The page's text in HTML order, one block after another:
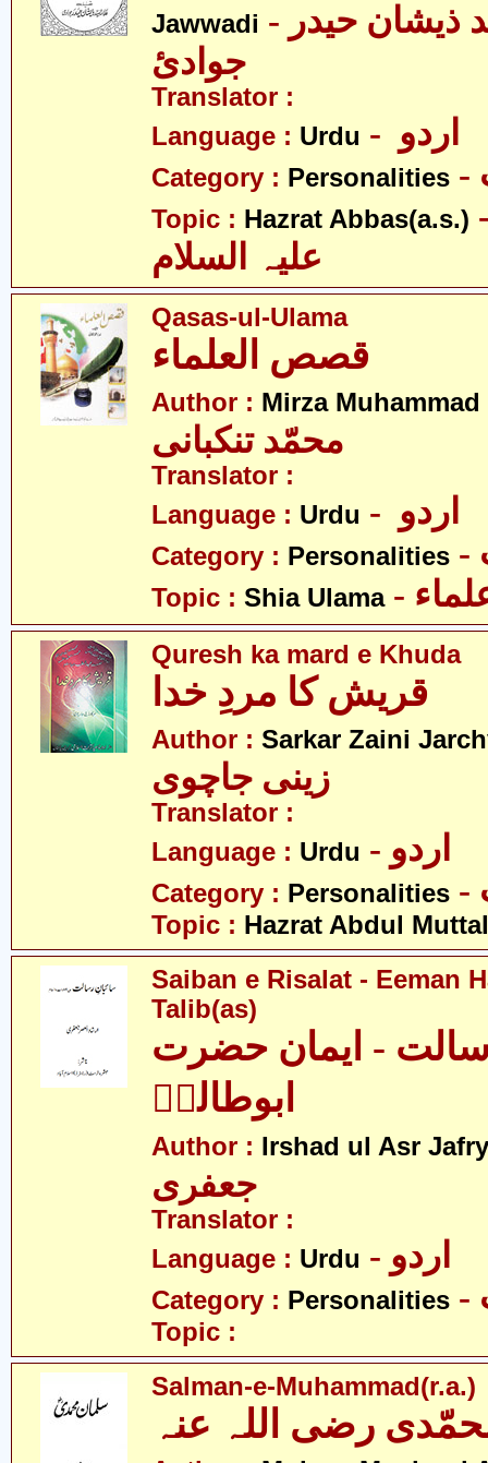
Jawwadi - علامہ سیّد ذیشان حیدر
جوادئ
Translator :
Language : Urdu
Category : Personalities
Topic : Hazrat Abbas(a.s.)
علیہ السلام
Qasas-ul-Ulama
Author : Mirza
Translator :
Language : Urdu
Category : Personalities
Topic : Shia Ulama
Quresh ka mard e Khuda
قریش کا مردِ خدا
Author : Sarkar Zaini
زینی جاچوی
Translator :
Language : Urdu - اردو
Category : Personalities
Topic : Hazrat Abdul
Saiban e Risalat - Eeman
Talib(as)
- ایمان حضرت
ابوطالبؑ
Author : Irshad ul Asr Jafry
جعفری
Translator :
Language : Urdu - اردو
Category : Personalities
Topic :
Salman-e-Muhammad(r.a.)
رضی اللہ عنہ